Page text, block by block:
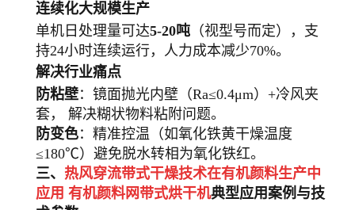
连续化大规模生产
单机日处理量可达5-20吨 （视型号而定），支
持24小时连续运行，人力成本减少70%。
解决行业痛点
防粘壁：镜面抛光内壁（Ra≤0.4μm）+冷风夹
套， 解决糊状物料粘附问题。
防变色：精准控温（如氧化铁黄干燥温度
≤180℃）避免脱水转相为氧化铁红。
三、 热风穿流带式干燥技术在有机颜料生产中
应用 有机颜料网带式烘干机典型应用案例与技